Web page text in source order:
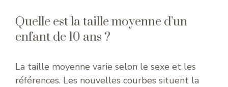
Quelle est la taille moyenne d’un
enfant de 10 ans ?
La taille moyenne varie selon le sexe et les
références. Les nouvelles courbes situent la